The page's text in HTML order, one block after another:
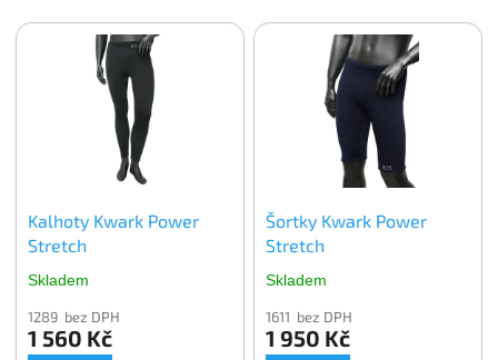
Kalhoty Kwark Power
Stretch
Skladem
1289 bez DPH
1 560 Kč
Šortky Kwark Power
Stretch
Skladem
1611 bez DPH
1 950 Kč